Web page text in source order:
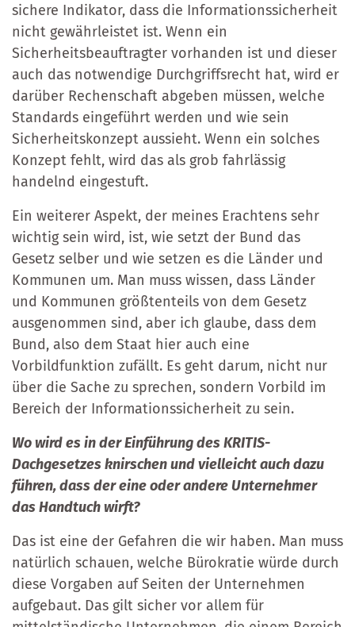
sichere Indikator, dass die Informationssicherheit
nicht gewährleistet ist. Wenn ein
Sicherheitsbeauftragter vorhanden ist und dieser
auch das notwendige Durchgriffsrecht hat, wird er
darüber Rechenschaft abgeben müssen, welche
Standards eingeführt werden und wie sein
Sicherheitskonzept aussieht. Wenn ein solches
Konzept fehlt, wird das als grob fahrlässig
handelnd eingestuft.
Ein weiterer Aspekt, der meines Erachtens sehr
wichtig sein wird, ist, wie setzt der Bund das
Gesetz selber und wie setzen es die Länder und
Kommunen um. Man muss wissen, dass Länder
und Kommunen größtenteils von dem Gesetz
ausgenommen sind, aber ich glaube, dass dem
Bund, also dem Staat hier auch eine
Vorbildfunktion zufällt. Es geht darum, nicht nur
über die Sache zu sprechen, sondern Vorbild im
Bereich der Informationssicherheit zu sein.
Wo wird es in der Einführung des KRITIS-
Dachgesetzes knirschen und vielleicht auch dazu
führen, dass der eine oder andere Unternehmer
das Handtuch wirft?
Das ist eine der Gefahren die wir haben. Man muss
natürlich schauen, welche Bürokratie würde durch
diese Vorgaben auf Seiten der Unternehmen
aufgebaut. Das gilt sicher vor allem für